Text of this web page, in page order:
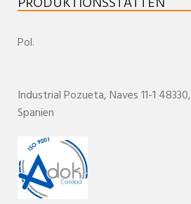
Pol.
Industrial Pozueta, Naves 11-1 48330,
Spanien